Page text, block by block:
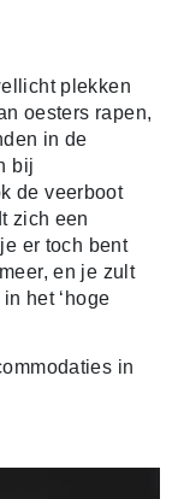
plekken
oesters rapen,
in de
bij
de veerboot
zich een
er toch bent
en je zult
het ‘hoge
in